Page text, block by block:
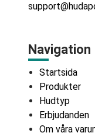
Navigation
Startsida
Produkter
Hudtyp
Erbjudanden
Om våra